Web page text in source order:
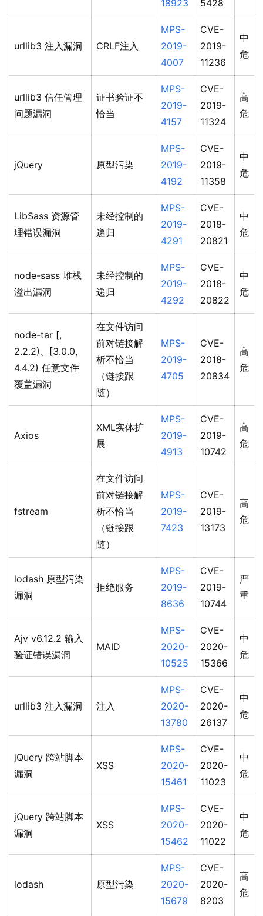
18923 5428
urllib3 注入漏洞 CRLF注入
MPS-
2019-
4007
CVE-
2019-
11236
中
危
urllib3 信任管理
问题漏洞
证书验证不
恰当
MPS-
2019-
4157
CVE-
2019-
11324
高
危
jQuery 原型污染
MPS-
2019-
4192
CVE-
2019-
11358
中
危
LibSass 资源管
理错误漏洞
未经控制的
递归
MPS-
2019-
4291
CVE-
2018-
20821
中
危
node-sass 堆栈
溢出漏洞
未经控制的
递归
MPS-
2019-
4292
CVE-
2018-
20822
中
危
node-tar [,
2.2.2)、[3.0.0,
4.4.2) 任意文件
覆盖漏洞
在文件访问
前对链接解
析不恰当
（链接跟
随）
MPS-
2019-
4705
CVE-
2018-
20834
高
危
Axios
XML实体扩
展
MPS-
2019-
4913
CVE-
2019-
10742
高
危
fstream
在文件访问
前对链接解
析不恰当
（链接跟
随）
MPS-
2019-
7423
CVE-
2019-
13173
高
危
lodash 原型污染
漏洞
拒绝服务
MPS-
2019-
8636
CVE-
2019-
10744
严
重
Ajv v6.12.2 输入
验证错误漏洞
MAID
MPS-
2020-
10525
CVE-
2020-
15366
中
危
urllib3 注入漏洞 注入
MPS-
2020-
13780
CVE-
2020-
26137
中
危
jQuery 跨站脚本
漏洞
XSS
MPS-
2020-
15461
CVE-
2020-
11023
中
危
jQuery 跨站脚本
漏洞
XSS
MPS-
2020-
15462
CVE-
2020-
11022
中
危
lodash 原型污染
MPS-
2020-
15679
CVE-
2020-
8203
高
危